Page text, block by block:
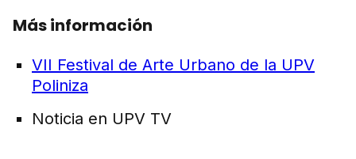
Más información
VII Festival de Arte Urbano de la UPV
Poliniza
Noticia en UPV TV